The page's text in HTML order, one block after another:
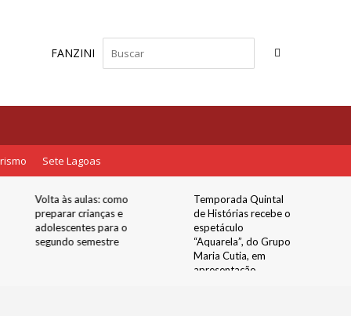
FANZINI
Sete Lagoas
Volta às aulas: como
preparar crianças e
adolescentes para o
segundo semestre
Temporada Quintal
de Histórias recebe o
espetáculo
“Aquarela”, do Grupo
Maria Cutia, em
apresentação